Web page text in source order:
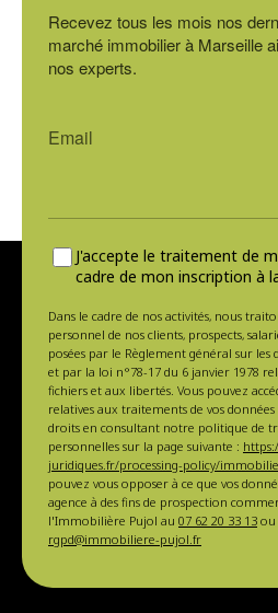
Recevez tous les mois nos
marché immobilier à Marseille
nos experts.
J'accepte le traitement de
cadre de mon inscription à
Dans le cadre de nos activités, nous
personnel de nos clients, prospects,
posées par le Règlement général sur les
et par la loi n°78-17 du 6 janvier 1978
fichiers et aux libertés. Vous pouvez
relatives aux traitements de vos
droits en consultant notre politique de
personnelles sur la page suivante :
juridiques.fr/processing-policy/
pouvez vous opposer à ce que vos
agence à des fins de prospection
l'Immobilière Pujol au 07 62 20 33 13 ou
rgpd@immobiliere-pujol.fr